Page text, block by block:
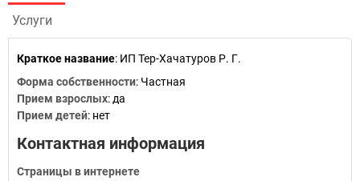
Услуги
Краткое название: ИП Тер-Хачатуров Р. Г.
Форма собственности: Частная
Прием взрослых: да
Прием детей: нет
Контактная информация
Страницы в интернете